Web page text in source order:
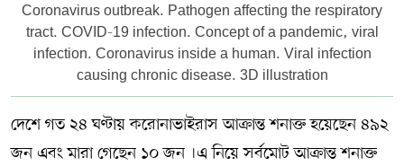
Coronavirus outbreak. Pathogen affecting the respiratory
tract. COVID-19 infection. Concept of a pandemic, viral
infection. Coronavirus inside a human. Viral infection
causing chronic disease. 3D illustration
দেশে গত ২৪ ঘণ্টায় করোনাভাইরাস আক্রান্ত শনাক্ত হয়েছেন ৪৯২
জন এবং মারা গেছেন ১০ জন ।এ নিয়ে সর্বমোট আক্রান্ত শনাক্ত